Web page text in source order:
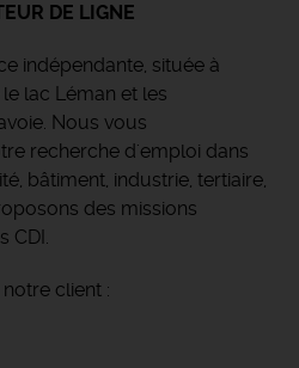
DE LIGNE
indépendante, située à
lac Léman et les
Nous vous
recherche d'emploi dans
bâtiment, industrie, tertiaire,
des missions
CDI.
client :